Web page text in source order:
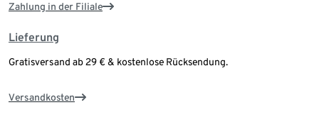
Zahlung in der Filiale
Lieferung
Gratisversand ab 29 € & kostenlose Rücksendung.
Versandkosten